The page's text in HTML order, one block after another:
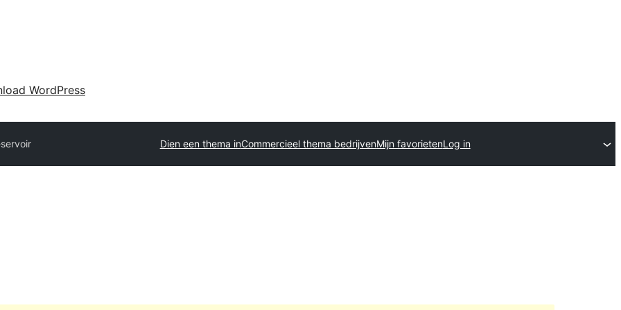
WordPress
Dien een thema inCommercieel thema bedrijvenMijn favorietenLog in